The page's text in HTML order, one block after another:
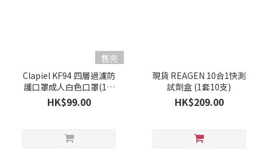
售完
Clapiel KF94 四層過濾防
護口罩成人白色口罩(1盒
50個)(8月下旬)
HK$99.00
現貨 REAGEN 10合1快測
試劑盒 (1套10支)
HK$209.00